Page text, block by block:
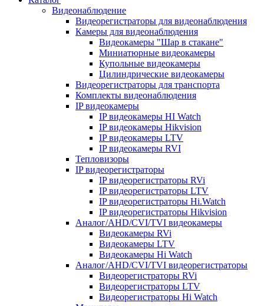
Видеонаблюдение
Видеорегистраторы для видеонаблюдения
Камеры для видеонаблюдения
Видеокамеры "Шар в стакане"
Миниатюрные видеокамеры
Купольные видеокамеры
Цилиндрические видеокамеры
Видеорегистраторы для транспорта
Комплекты видеонаблюдения
IP видеокамеры
IP видеокамеры HI Watch
IP видеокамеры Hikvision
IP видеокамеры LTV
IP видеокамеры RVI
Тепловизоры
IP видеорегистраторы
IP видеорегистраторы RVi
IP видеорегистраторы LTV
IP видеорегистраторы Hi.Watch
IP видеорегистраторы Hikvision
Аналог/AHD/CVI/TVI видеокамеры
Видеокамеры RVi
Видеокамеры LTV
Видеокамеры Hi Watch
Аналог/AHD/CVI/TVI видеорегистраторы
Видеорегистраторы RVi
Видеорегистраторы LTV
Видеорегистраторы Hi Watch